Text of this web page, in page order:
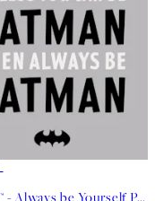
Batman™ - Always be Yourself Poster